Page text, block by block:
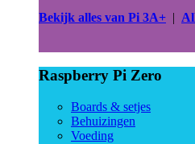
Bekijk alles van Pi 3A+ |
Raspberry Pi Zero
Boards & setjes
Behuizingen
Voeding